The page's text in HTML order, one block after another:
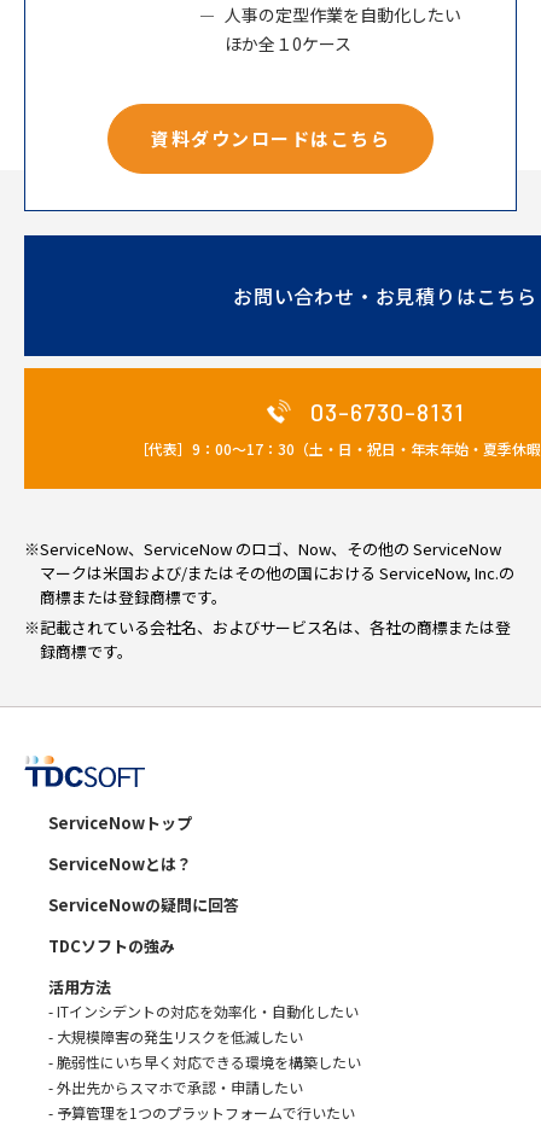
人事の定型作業を自動化したい
ほか全１0ケース
資料ダウンロードはこちら
お問い合わせ・お見積りはこちら
03-6730-8131
［代表］9：00～17：30（土・日・祝日・年末年始・夏季休
※ServiceNow、ServiceNow のロゴ、Now、その他の ServiceNow
マークは米国および/またはその他の国における ServiceNow, Inc.の
商標または登録商標です。
※記載されている会社名、およびサービス名は、各社の商標または登
録商標です。
ServiceNowトップ
ServiceNowとは？
ServiceNowの疑問に回答
TDCソフトの強み
活用方法
- ITインシデントの対応を効率化・自動化したい
- 大規模障害の発生リスクを低減したい
- 脆弱性にいち早く対応できる環境を構築したい
- 外出先からスマホで承認・申請したい
- 予算管理を1つのプラットフォームで行いたい